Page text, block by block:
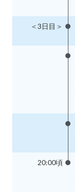
＜3日目＞
20:00頃